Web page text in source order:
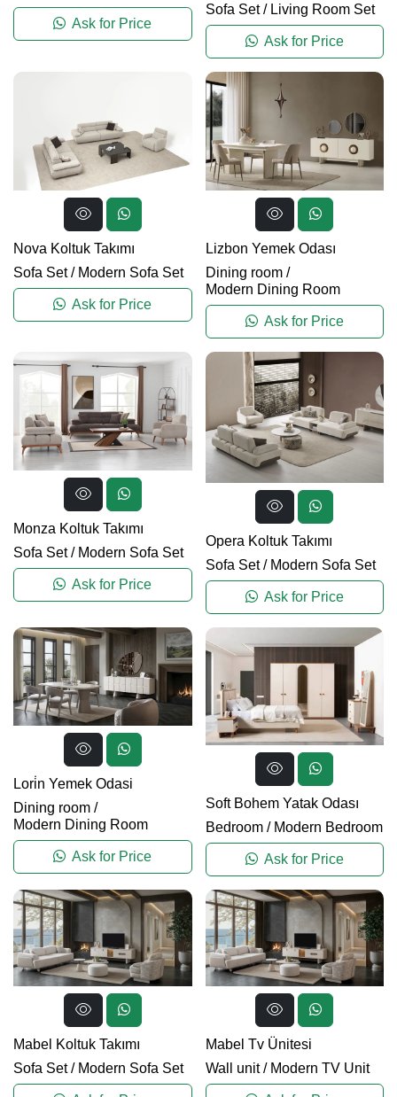
Ask for Price
Sofa Set/ Living Room Set
Ask for Price
Nova Koltuk Takımı
Sofa Set/ Modern Sofa Set
Ask for Price
Lizbon Yemek Odası
Dining room/
Modern Dining Room
Ask for Price
Monza Koltuk Takımı
Sofa Set/ Modern Sofa Set
Ask for Price
Opera Koltuk Takımı
Sofa Set/ Modern Sofa Set
Ask for Price
Lori̇n Yemek Odasi
Dining room /
Modern Dining Room
Ask for Price
Soft Bohem Yatak Odası
Bedroom/ Modern Bedroom
Ask for Price
Mabel Koltuk Takımı
Sofa Set/ Modern Sofa Set
Mabel Tv Ünitesi
Wall unit/ Modern TV Unit